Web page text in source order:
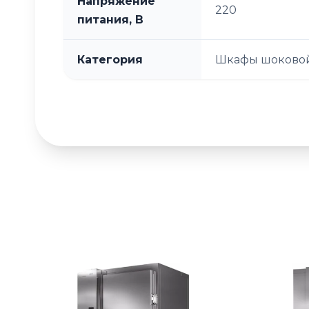
питания, В
220
Категория Шкафы